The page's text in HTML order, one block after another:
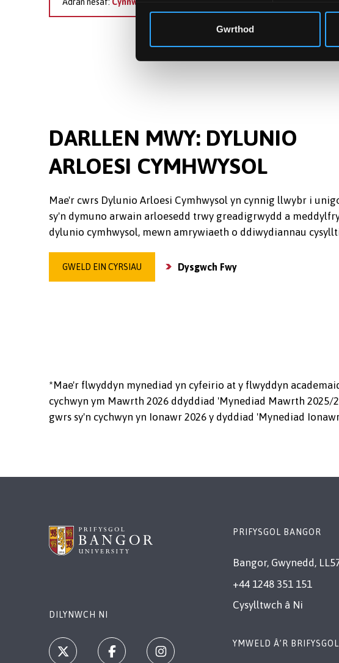
Gwrthod
Adran nesaf: Cynnwys y Cwrs
DARLLEN MWY: DYLUNIO
ARLOESI CYMHWYSOL
Mae'r cwrs Dylunio Arloesi Cymhwysol yn cynnig llwybr i
sy'n dymuno arwain arloesedd trwy greadigrwydd a
dylunio cymhwysol, mewn amrywiaeth o ddiwydiannau
GWELD EIN CYRSIAU Dysgwch Fwy
*Mae'r flwyddyn mynediad yn cyfeirio at y flwyddyn
cychwyn ym Mawrth 2026 ddyddiad 'Mynediad Mawrth
gwrs sy'n cychwyn yn Ionawr 2026 y dyddiad 'Mynediad
DILYNWCH NI
PRIFYSGOL BANGOR
Bangor, Gwynedd,
+44 1248 351 151
Cysylltwch â Ni
YMWELD Â’R BRIFYSGOL